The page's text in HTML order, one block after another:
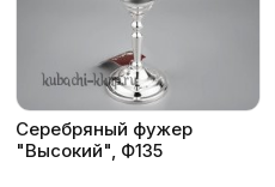
Серебряный фужер
"Высокий", Ф135